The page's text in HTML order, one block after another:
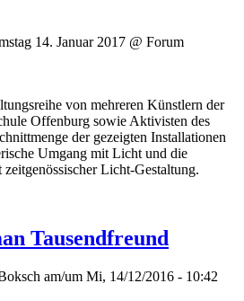
14. Januar 2017 @ Forum
von mehreren Künstlern der
Offenburg sowie Aktivisten des
der gezeigten Installationen
Umgang mit Licht und die
Licht-Gestaltung.
Tausendfreund
am/um Mi, 14/12/2016 - 10:42